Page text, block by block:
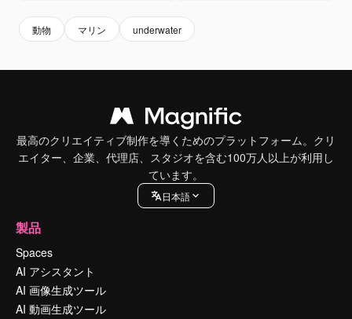
動物 マリン underwater
最高のクリエイティブ制作を導くためのプラットフォーム。クリ
エイター、企業、代理店、スタジオを含む100万人以上が利用し
ています。
日本語
製品
Spaces
AI アシスタント
AI 画像生成ツール
AI 動画生成ツール